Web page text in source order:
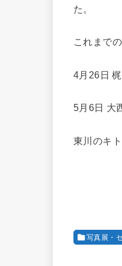
た。
これまで
4月26日
5月6日 大
東川のキ
写真展・